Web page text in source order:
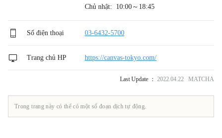
Chủ nhật: 10:00～18:45
Số điện thoại 03-6432-5700
Trang chủ HP https://canvas-tokyo.com/
Last Update ： 2022.04.22 MATCHA
Trong trang này có thể có một số đoạn dịch tự động.